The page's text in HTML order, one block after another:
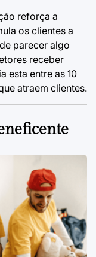
reforça a
os clientes a
parecer algo
receber
esta entre as 10
atraem clientes.